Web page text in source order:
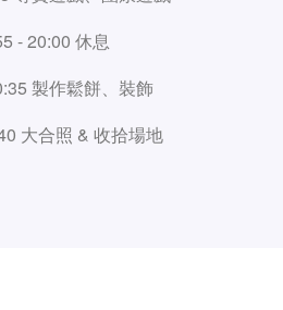
- 20:00 休息
製作鬆餅、裝飾
大合照 & 收拾場地